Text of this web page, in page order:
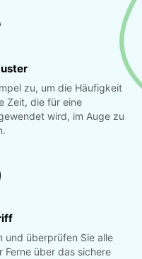
zu, um die Häufigkeit
Zeit, die für eine
wird, im Auge zu
und überprüfen Sie alle
Ferne über das sichere